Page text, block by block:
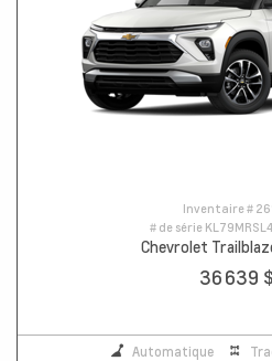
Inventaire #
# de série
Chevrolet
36 639 $
Automatique